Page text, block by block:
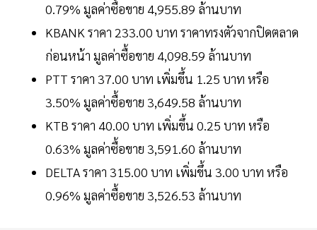
0.79% มูลค่าซื้อขาย 4,955.89 ล้านบาท
KBANK ราคา 233.00 บาท ราคาทรงตัวจากปิดตลาด
ก่อนหน้า มูลค่าซื้อขาย 4,098.59 ล้านบาท
PTT ราคา 37.00 บาท เพิ่มขึ้น 1.25 บาท หรือ
3.50% มูลค่าซื้อขาย 3,649.58 ล้านบาท
KTB ราคา 40.00 บาท เพิ่มขึ้น 0.25 บาท หรือ
0.63% มูลค่าซื้อขาย 3,591.60 ล้านบาท
DELTA ราคา 315.00 บาท เพิ่มขึ้น 3.00 บาท หรือ
0.96% มูลค่าซื้อขาย 3,526.53 ล้านบาท